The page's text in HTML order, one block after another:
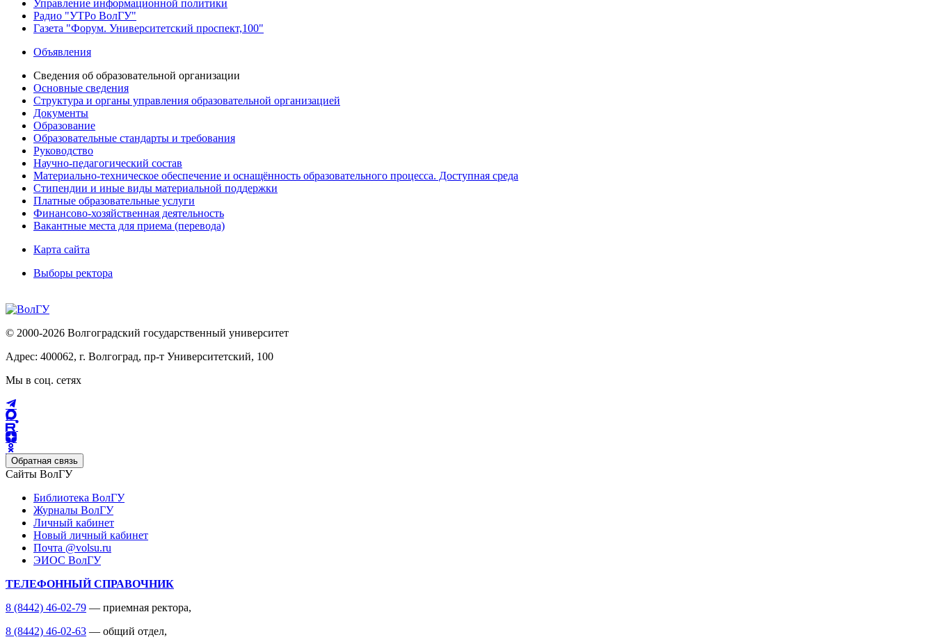
Управление информационной политики
Радио "УТРо ВолГУ"
Газета "Форум. Университетский проспект,100"
Объявления
Сведения об образовательной организации
Основные сведения
Структура и органы управления образовательной организацией
Документы
Образование
Образовательные стандарты и требования
Руководство
Научно-педагогический состав
Материально-техническое обеспечение и оснащённость образовательного процесса. Доступная среда
Стипендии и иные виды материальной поддержки
Платные образовательные услуги
Финансово-хозяйственная деятельность
Вакантные места для приема (перевода)
Карта сайта
Выборы ректора
© 2000-2026 Волгоградский государственный университет
Адрес: 400062, г. Волгоград, пр-т Университетский, 100
Мы в соц. сетях
Обратная связь
Сайты ВолГУ
Библиотека ВолГУ
Журналы ВолГУ
Личный кабинет
Новый личный кабинет
Почта @volsu.ru
ЭИОС ВолГУ
ТЕЛЕФОННЫЙ СПРАВОЧНИК
8 (8442) 46-02-79 — приемная ректора,
8 (8442) 46-02-63 — общий отдел,